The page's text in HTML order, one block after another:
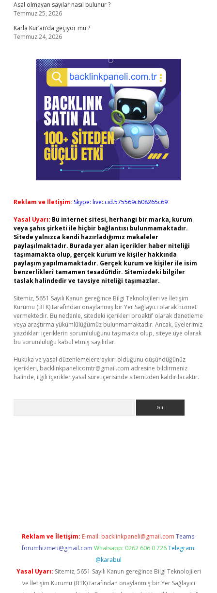
Asal olmayan sayılar nasıl bulunur ?
Temmuz 25, 2026
Karla Kur’an’da geçiyor mu ?
Temmuz 24, 2026
Reklam ve İletişim: Skype: live:.cid.575569c608265c69
Yasal Uyarı: Bu internet sitesi, herhangi bir marka, kurum
veya şahıs şirketi ile hiçbir bağlantısı bulunmamaktadır.
Sitede yalnızca kendi hazırladığımız makaleler
paylaşılmaktadır. Burada yer alan içerikler haber niteliği
taşımamakta olup, gerçek kurum ve kişiler hakkında
paylaşım yapılmamaktadır. Gerçek kurum ve kişiler ile isim
benzerlikleri tamamen tesadüfidir. Sitemizdeki bilgiler
taslak halindedir ve tavsiye niteliği taşımazlar.
Sitemiz, 5651 Sayılı Kanun gereğince Bilgi Teknolojileri ve İletişim
Kurumu (BTK) tarafından onaylanmış bir Yer Sağlayıcı olarak hizmet
vermektedir. Bu nedenle, sitedeki içerikleri proaktif olarak denetleme
veya araştırma yükümlülüğümüz bulunmamaktadır. Ancak, üyelerimiz
yazdıkları içeriklerin sorumluluğunu taşımakta olup, siteye üye olarak
bu sorumluluğu kabul etmiş sayılırlar.
Hukuka ve yasal düzenlemelere aykırı olduğunu düşündüğünüz
içerikleri, backlinkpanelicomtr@gmail.com adresine bildirmeniz
halinde, ilgili içerikler yasal süre içerisinde sitemizden kaldırılacaktır.
Reklam ve İletişim: E-mail: backlinkpaneli@gmail.com Teams:
forumhizmeti@gmail.com Whatsapp: 0262 606 0 726 Telegram:
@karabul
Yasal Uyarı: Sitemiz, 5651 Sayılı Kanun gereğince Bilgi Teknolojileri
ve İletişim Kurumu (BTK) tarafından onaylanmış bir Yer Sağlayıcı